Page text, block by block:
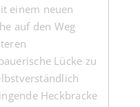
einem neuen
auf den Weg
Lücke zu
Heckbracke